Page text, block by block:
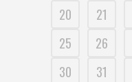
20
21
25
26
30
31